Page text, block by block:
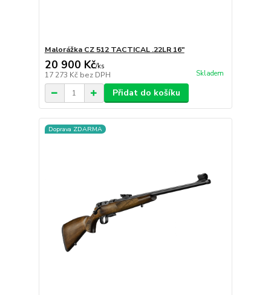
Malorážka CZ 512 TACTICAL .22LR 16"
20 900 Kč/ks
17 273 Kč bez DPH Skladem
Přidat do košíku
Doprava ZDARMA